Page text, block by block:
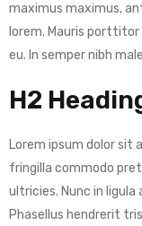
maximus maximus,
lorem. Mauris
eu. In semper nibh
H2
Lorem ipsum dolor sit
fringilla commodo
ultricies. Nunc in
Phasellus hendrerit